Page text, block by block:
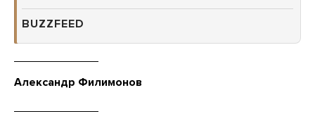
BUZZFEED
Александр Филимонов